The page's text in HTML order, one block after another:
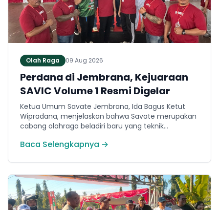
Olah Raga 09 Aug 2026
Perdana di Jembrana, Kejuaraan
SAVIC Volume 1 Resmi Digelar
Ketua Umum Savate Jembrana, Ida Bagus Ketut
Wipradana, menjelaskan bahwa Savate merupakan
cabang olahraga beladiri baru yang teknik
kickboxing. Ia menyampaikan bahwa ajang bertajuk
dirancang khusus untuk memfasilitasi minat
masyarakat lokal di bidang olahraga tarung.
Baca Selengkapnya →